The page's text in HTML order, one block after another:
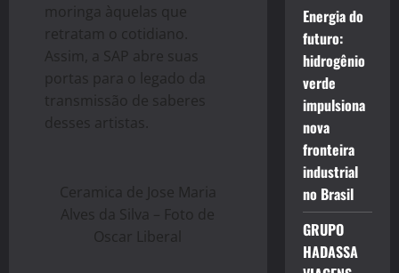
moringa àquelas que
retratam o cotidiano.
Assim, a SAP abre suas
portas para o legado da
transmissão de saberes
desses artistas.
Ceramica de Jose Maria
Alves da Silva – Foto de
Oscar Liberal
Energia do
futuro:
hidrogênio
verde
impulsiona
nova
fronteira
industrial
no Brasil
GRUPO
HADASSA